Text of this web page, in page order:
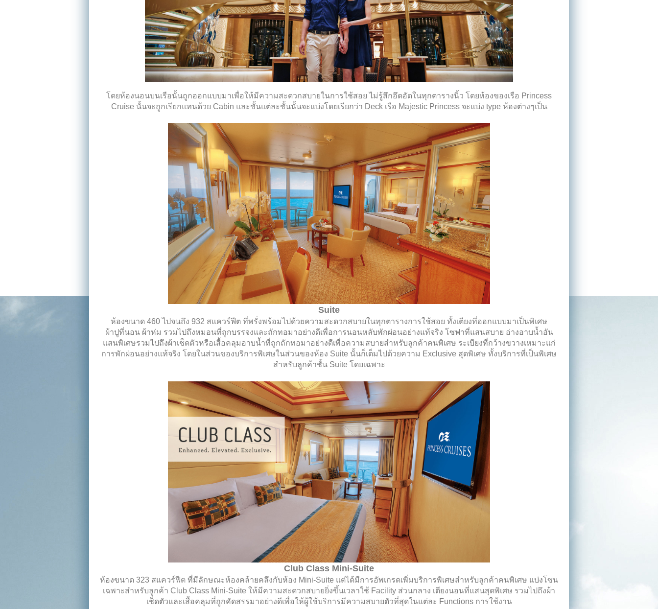
โดยห้องนอนบนเรือนั้นถูกออกแบบมาเพื่อให้มีความสะดวกสบายในการใช้สอย ไม่รู้สึกอึดอัดในทุกตารางนิ้ว โดยห้องของเรือ Princess
Cruise นั้นจะถูกเรียกแทนด้วย Cabin และชั้นแต่ละชั้นนั้นจะแบ่งโดยเรียกว่า Deck เรือ Majestic Princess จะแบ่ง type ห้องต่างๆเป็น
Suite
ห้องขนาด 460 ไปจนถึง 932 สแควร์ฟีต ที่พรั่งพร้อมไปด้วยความสะดวกสบายในทุกตารางการใช้สอย ทั้งเตียงที่ออกแบบมาเป็นพิเศษ
ผ้าปูที่นอน ผ้าห่ม รวมไปถึงหมอนที่ถูกบรรจงและถักทอมาอย่างดีเพื่อการนอนหลับพักผ่อนอย่างแท้จริง โซฟาที่แสนสบาย อ่างอาบน้ำอัน
แสนพิเศษรวมไปถึงผ้าเช็ดตัวหรือเสื้อคลุมอาบน้ำที่ถูกถักทอมาอย่างดีเพื่อความสบายสำหรับลูกค้าคนพิเศษ ระเบียงที่กว้างขวางเหมาะแก่
การพักผ่อนอย่างแท้จริง โดยในส่วนของบริการพิเศษในส่วนของห้อง Suite นั้นก็เต็มไปด้วยความ Exclusive สุดพิเศษ ทั้งบริการที่เป็นพิเศษ
สำหรับลูกค้าชั้น Suite โดยเฉพาะ
Club Class Mini-Suite
ห้องขนาด 323 สแควร์ฟีต ที่มีลักษณะห้องคล้ายคลึงกับห้อง Mini-Suite แต่ได้มีการอัพเกรดเพิ่มบริการพิเศษสำหรับลูกค้าคนพิเศษ แบ่งโซน
เฉพาะสำหรับลูกค้า Club Class Mini-Suite ให้มีความสะดวกสบายยิ่งขึ้นเวลาใช้ Facility ส่วนกลาง เตียงนอนที่แสนสุดพิเศษ รวมไปถึงผ้า
เช็ดตัวและเสื้อคลุมที่ถูกคัดสรรมาอย่างดีเพื่อให้ผู้ใช้บริการมีความสบายตัวที่สุดในแต่ละ Functions การใช้งาน